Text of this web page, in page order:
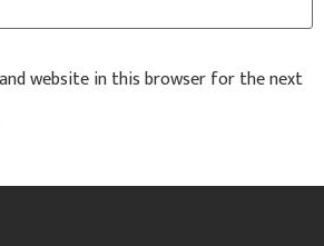
website in this browser for the next